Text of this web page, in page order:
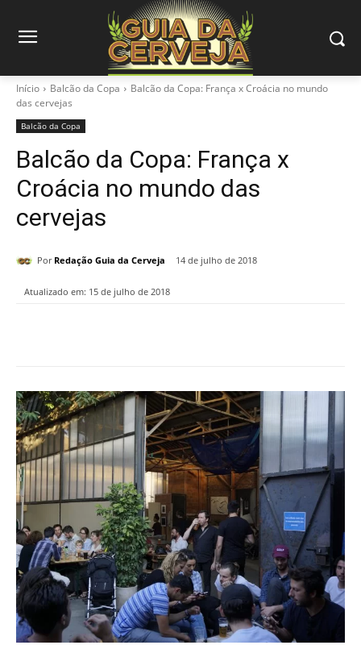
Início Balcão da Copa
Balcão da Copa: França x Croácia no mundo
das cervejas
Balcão da Copa
Balcão da Copa: França x
Croácia no mundo das
cervejas
Por Redação Guia da Cerveja 14 de julho de 2018
Atualizado em: 15 de julho de 2018